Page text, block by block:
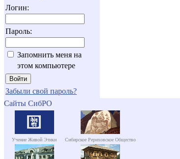
Логин:
Пароль:
Запомнить меня на
этом компьютере
Забыли свой пароль?
Сайты СибРО
Учение Живой Этики Сибирское Рериховское Общество